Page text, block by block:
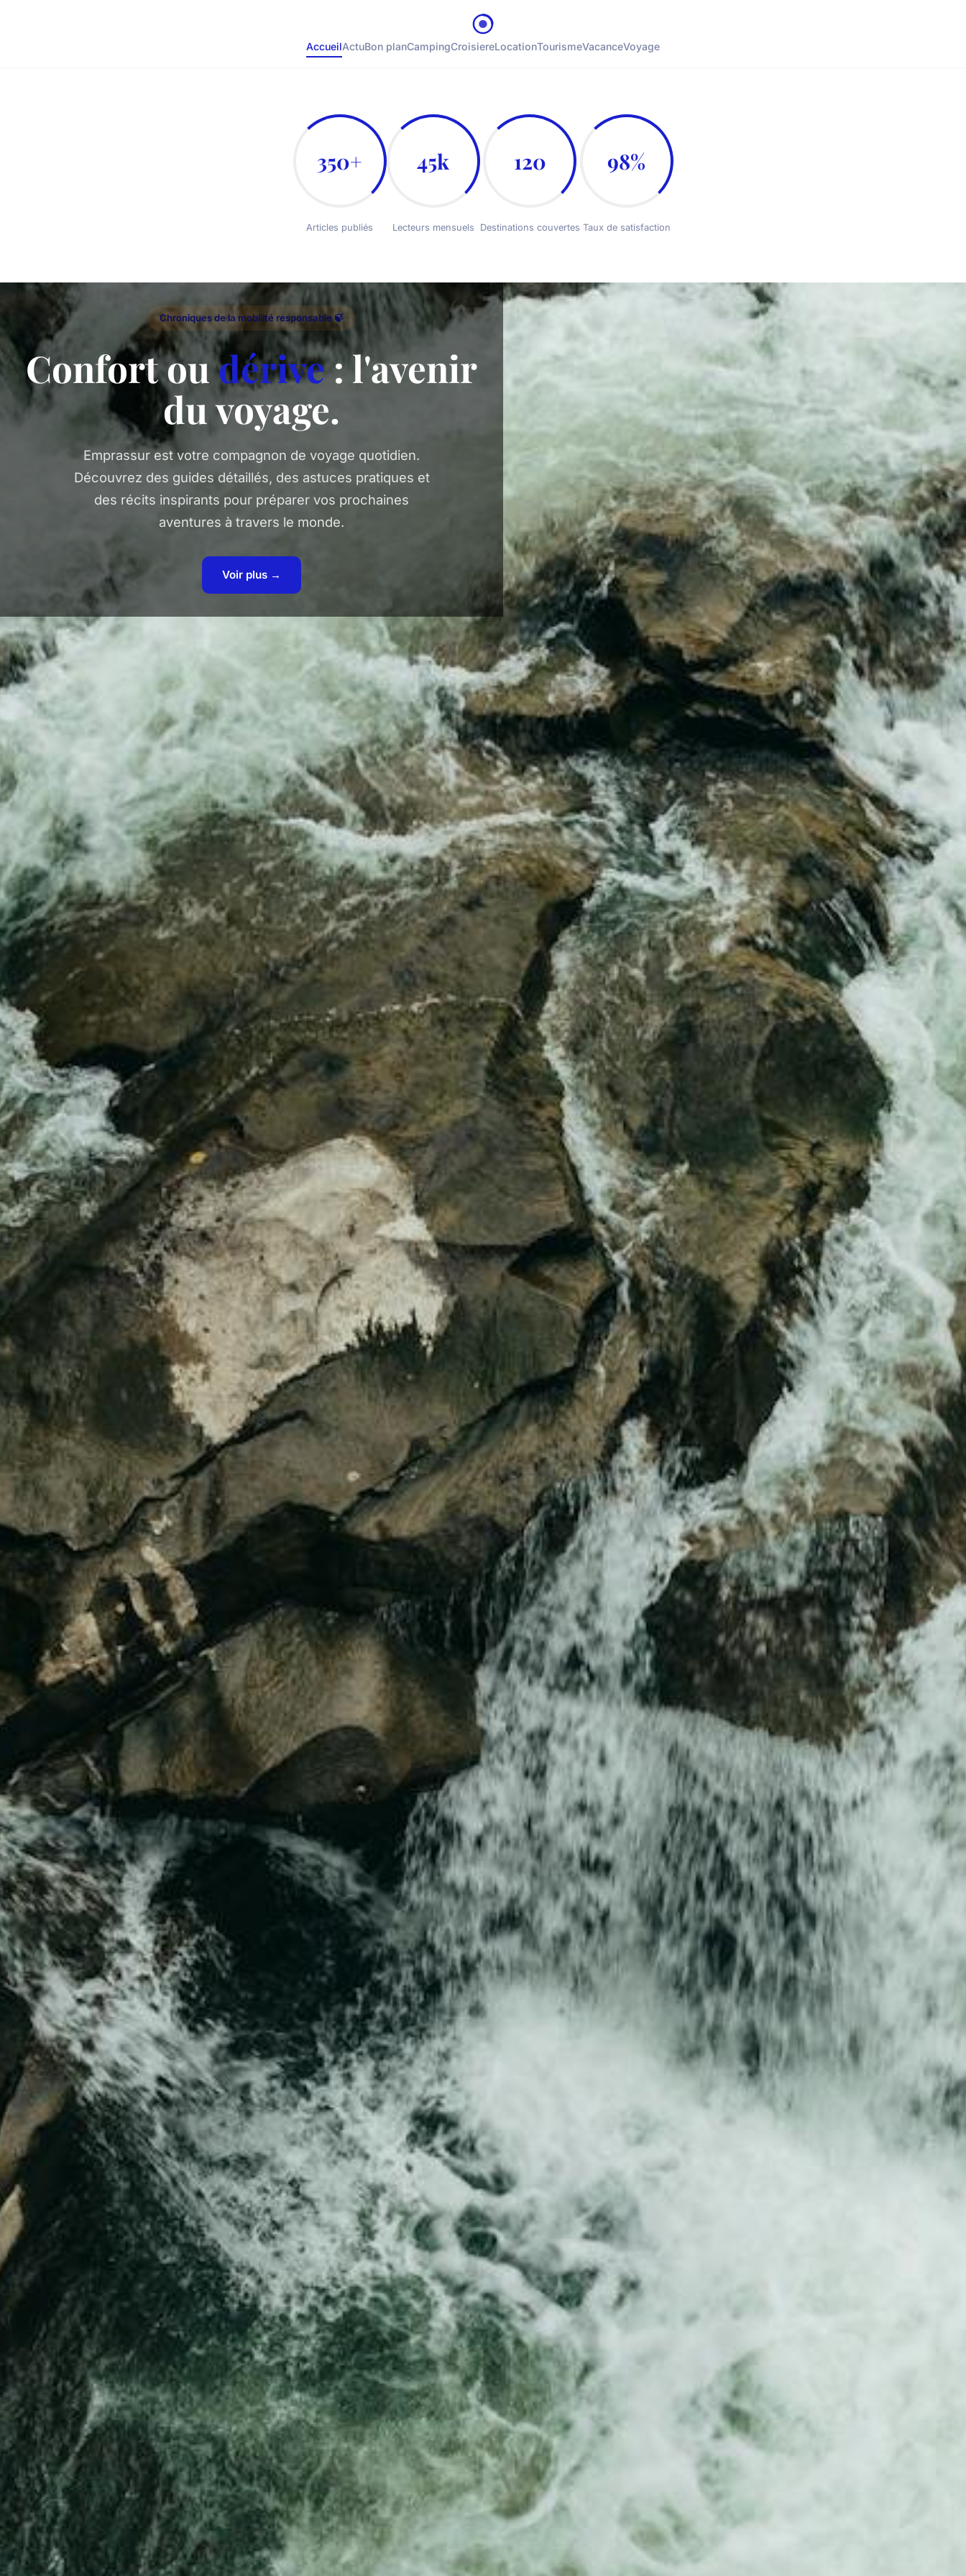
AccueilActuBon planCampingCroisiereLocationTourismeVacanceVoyage
350+
Articles publiés
45k
Lecteurs mensuels
120
Destinations couvertes
98%
Taux de satisfaction
Chroniques de la mobilité responsable 🍃
Confort oudérive: l'avenir
du voyage.
Emprassur est votre compagnon de voyage quotidien.
Découvrez des guides détaillés, des astuces pratiques et
des récits inspirants pour préparer vos prochaines
aventures à travers le monde.
Voir plus →